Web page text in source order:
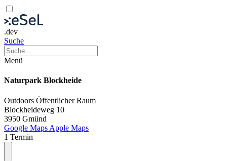
.dev
Suche
Menü
Naturpark Blockheide
Outdoors Öffentlicher Raum
Blockheideweg 10
3950 Gmünd
Google Maps Apple Maps
1 Termin